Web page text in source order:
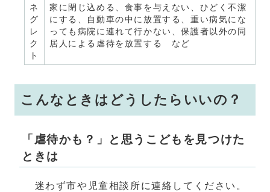
ネ
グ
レ
ク
ト
家に閉じ込める、食事を与えない、ひどく不潔
にする、自動車の中に放置する、重い病気にな
っても病院に連れて行かない、保護者以外の同
居人による虐待を放置する など
こんなときはどうしたらいいの？
「虐待かも？」と思うこどもを見つけた
ときは
迷わず市や児童相談所に連絡してください。